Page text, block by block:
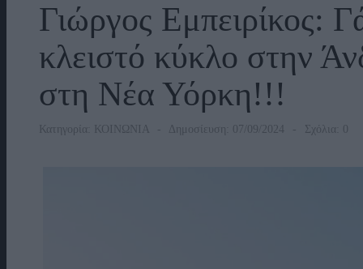
Γιώργος Εμπειρίκος:
κλειστό κύκλο στην
στη Νέα Υόρκη!!!
Κατηγορία: ΚΟΙΝΩΝΙΑ Δημοσίευση: 07/09/2024 Σχόλια: 0